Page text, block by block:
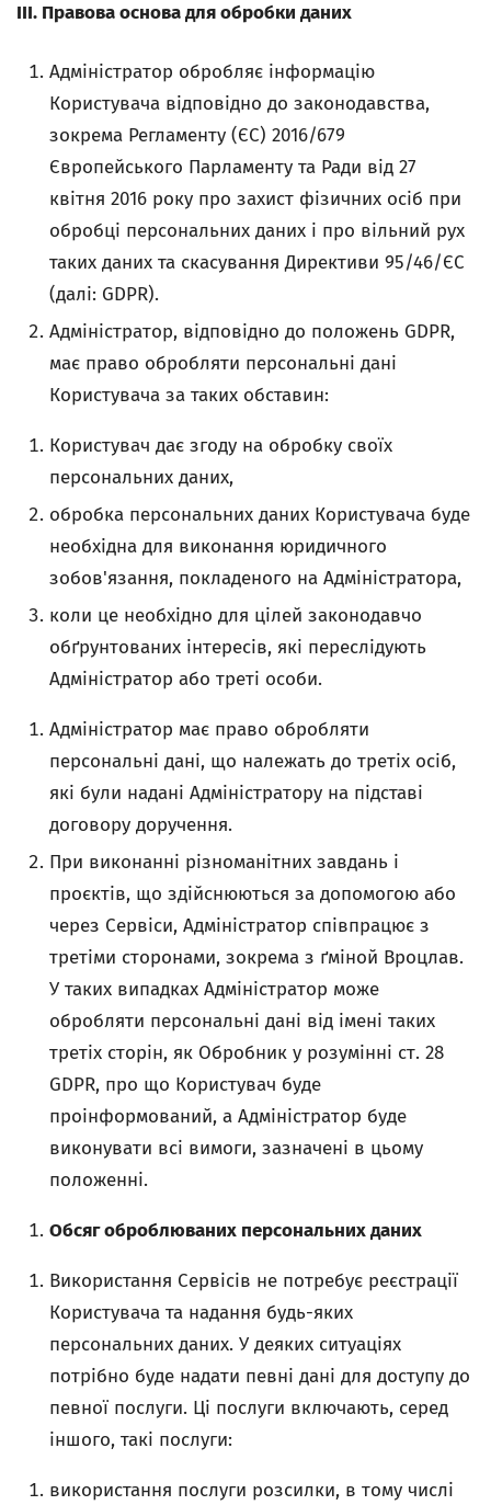
III. Правова основа для обробки даних
Адміністратор обробляє інформацію
Користувача відповідно до законодавства,
зокрема Регламенту (ЄС) 2016/679
Європейського Парламенту та Ради від 27
квітня 2016 року про захист фізичних осіб при
обробці персональних даних і про вільний рух
таких даних та скасування Директиви 95/46/ЄС
(далі: GDPR).
Адміністратор, відповідно до положень GDPR,
має право обробляти персональні дані
Користувача за таких обставин:
Користувач дає згоду на обробку своїх
персональних даних,
обробка персональних даних Користувача буде
необхідна для виконання юридичного
зобов'язання, покладеного на Адміністратора,
коли це необхідно для цілей законодавчо
обґрунтованих інтересів, які переслідують
Адміністратор або треті особи.
Адміністратор має право обробляти
персональні дані, що належать до третіх осіб,
які були надані Адміністратору на підставі
договору доручення.
При виконанні різноманітних завдань і
проєктів, що здійснюються за допомогою або
через Сервіси, Адміністратор співпрацює з
третіми сторонами, зокрема з ґміной Вроцлав.
У таких випадках Адміністратор може
обробляти персональні дані від імені таких
третіх сторін, як Обробник у розумінні ст. 28
GDPR, про що Користувач буде
проінформований, а Адміністратор буде
виконувати всі вимоги, зазначені в цьому
положенні.
Обсяг оброблюваних персональних даних
Використання Сервісів не потребує реєстрації
Користувача та надання будь-яких
персональних даних. У деяких ситуаціях
потрібно буде надати певні дані для доступу до
певної послуги. Ці послуги включають, серед
іншого, такі послуги:
використання послуги розсилки, в тому числі